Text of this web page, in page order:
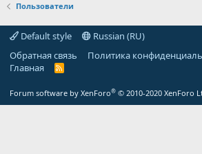
Пользователи
Default style
Russian (RU)
Обратная связь
Политика
Главная
R
Forum software by XenForo® © 2010-2020 XenForo